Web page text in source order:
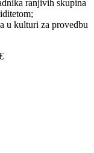
ranjivih skupina
u kulturi za provedbu